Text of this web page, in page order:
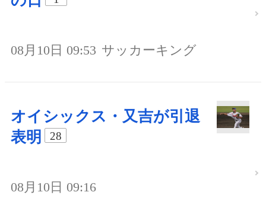
08月10日 09:53 サッカーキング
オイシックス・又吉が引退
表明
28
08月10日 09:16